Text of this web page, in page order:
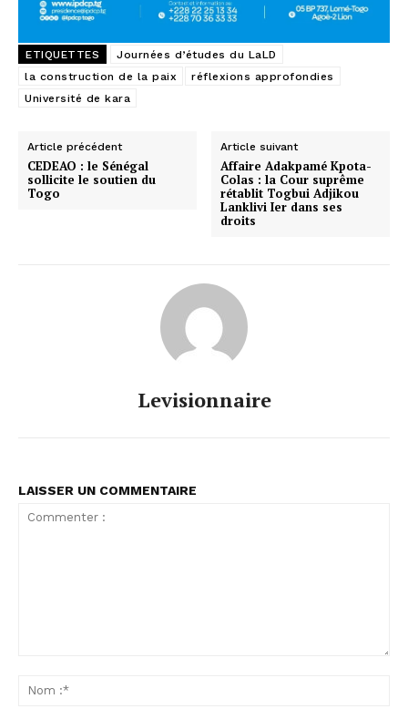
ETIQUETTES
Journées d’études du LaLD
la construction de la paix
réflexions approfondies
Université de kara
Article précédent
CEDEAO : le Sénégal
sollicite le soutien du
Togo
Article suivant
Affaire Adakpamé Kpota-
Colas : la Cour suprême
rétablit Togbui Adjikou
Lanklivi Ier dans ses
droits
Levisionnaire
LAISSER UN COMMENTAIRE